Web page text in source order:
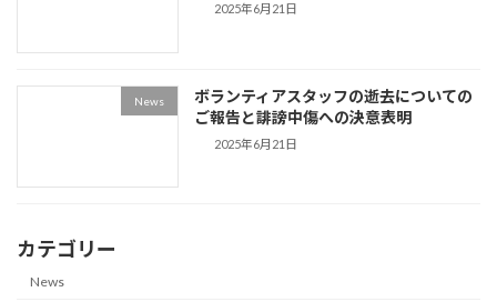
2025年6月21日
News
ボランティアスタッフの逝去についての
ご報告と誹謗中傷への決意表明
2025年6月21日
カテゴリー
News